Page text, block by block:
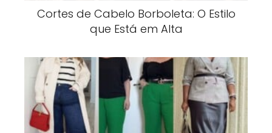
Cortes de Cabelo Borboleta: O Estilo
que Está em Alta